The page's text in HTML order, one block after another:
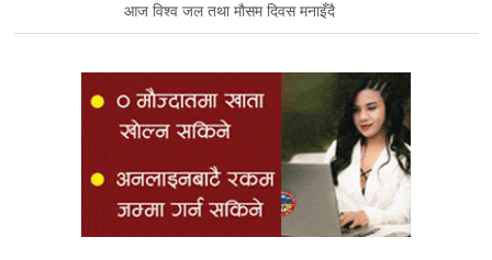
आज विश्व जल तथा मौसम दिवस मनाइँदै